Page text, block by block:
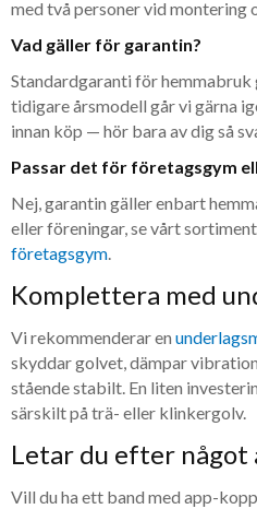
med två personer vid montering
Vad gäller för garantin?
Standardgaranti för hemmabruk
tidigare årsmodell går vi gärna
innan köp — hör bara av dig så
Passar det för företagsgym
Nej, garantin gäller enbart
eller föreningar, se vårt
företagsgym.
Komplettera med
Vi rekommenderar en
skyddar golvet, dämpar
stående stabilt. En liten
särskilt på trä- eller klinkergolv.
Letar du efter något
Vill du ha ett band med app-